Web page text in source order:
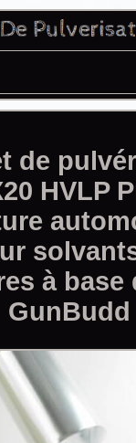
de
HVLP
à base
GunBudd